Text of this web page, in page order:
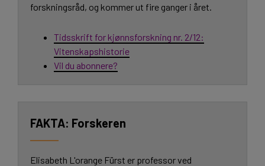
forskningsråd, og kommer ut fire ganger i året.
Tidsskrift for kjønnsforskning nr. 2/12:
Vitenskapshistorie
Vil du abonnere?
Forskeren
Elisabeth L'orange Fürst er professor ved